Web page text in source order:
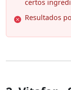
certos
Resultados